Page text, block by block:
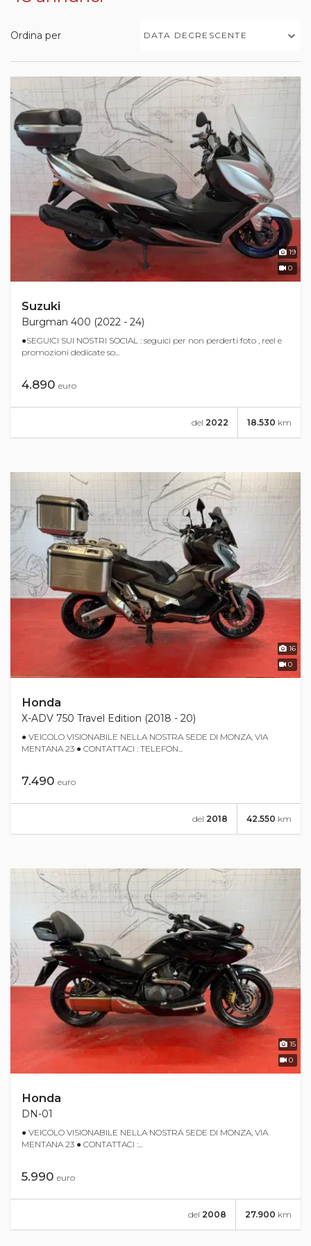
Ordina per DATA DECRESCENTE
19
0
Suzuki
Burgman 400 (2022 - 24)
●SEGUICI SUI NOSTRI SOCIAL : seguici per non perderti foto , reel e
promozioni dedicate so...
4.890 euro
18.530 km
del 2022
16
0
Honda
X-ADV 750 Travel Edition (2018 - 20)
● VEICOLO VISIONABILE NELLA NOSTRA SEDE DI MONZA, VIA
MENTANA 23 ● CONTATTACI : TELEFON...
7.490 euro
42.550 km
del 2018
15
0
Honda
DN-01
● VEICOLO VISIONABILE NELLA NOSTRA SEDE DI MONZA, VIA
MENTANA 23 ● CONTATTACI :...
5.990 euro
27.900 km
del 2008